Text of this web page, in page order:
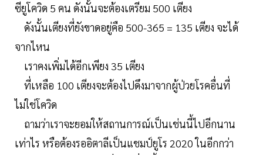
ซียูโควิด 5 คน ดังนั้นจะต้องเตรียม 500 เตียง
ดังนั้นเตียงที่ยังขาดอยู่คือ 500-365 = 135 เตียง จะได้
จากไหน
เราคงเพิ่มได้อีกเพียง 35 เตียง
ที่เหลือ 100 เตียงจะต้องไปดึงมาจากผู้ป่วยโรคอื่นที่
ไม่ใช่โควิด
ถามว่าเราจะยอมให้สถานการณ์เป็นเช่นนี้ไปอีกนาน
เท่าไร หรือต้องรออิตาลีเป็นแชมป์ยูโร 2020 ในอีกกว่า